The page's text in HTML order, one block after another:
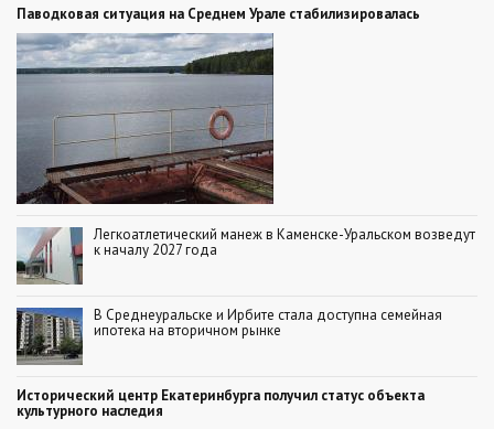
Паводковая ситуация на Среднем Урале стабилизировалась
Легкоатлетический манеж в Каменске-Уральском возведут
к началу 2027 года
В Среднеуральске и Ирбите стала доступна семейная
ипотека на вторичном рынке
Исторический центр Екатеринбурга получил статус объекта
культурного наследия